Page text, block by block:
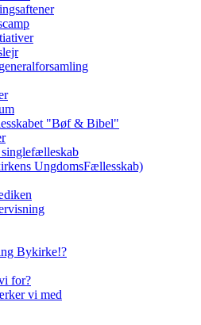
"Bøf & Bibel"
UngdomsFællesskab)
Bykirke!?
for?
vi med